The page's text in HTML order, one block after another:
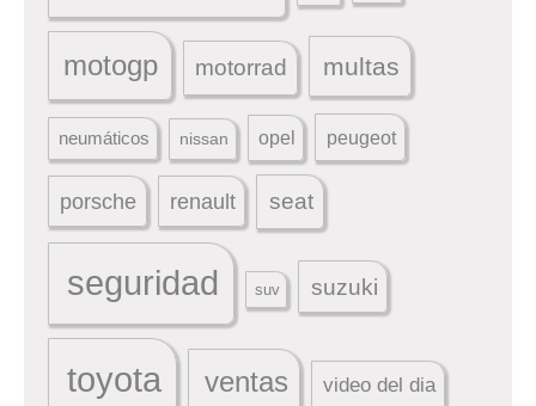
motogp motorrad multas
neumáticos nissan opel peugeot
porsche renault seat
seguridad suv suzuki
toyota ventas video del dia